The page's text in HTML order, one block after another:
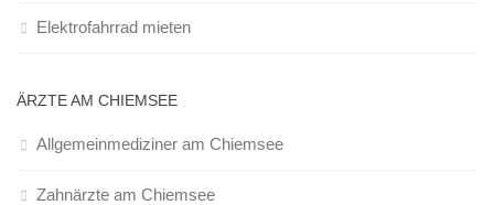
Elektrofahrrad mieten
ÄRZTE AM CHIEMSEE
Allgemeinmediziner am Chiemsee
Zahnärzte am Chiemsee